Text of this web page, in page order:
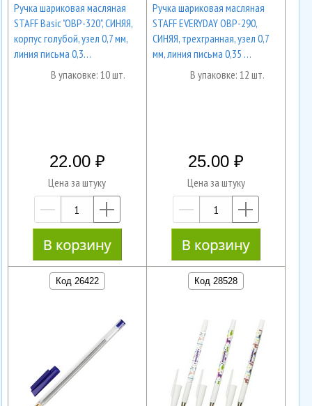
Ручка шариковая масляная
STAFF Basic "OBP-320", СИНЯЯ,
корпус голубой, узел 0,7 мм,
линия письма 0,3…
В упаковке: 10 шт.
22.00
Цена за штуку
—
Ручка шариковая масляная
STAFF EVERYDAY OBP-290,
СИНЯЯ, трехгранная, узел 0,7
мм, линия письма 0,35 …
В упаковке: 12 шт.
25.00
Цена за штуку
—
Код 26422 Код 28528